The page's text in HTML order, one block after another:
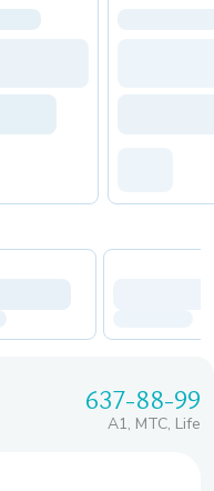
637-88-99
A1, МТС, Life